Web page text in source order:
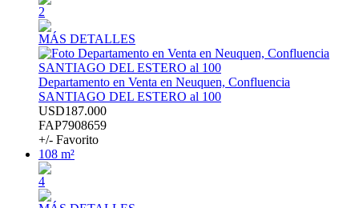
2
MÁS DETALLES
Departamento en Venta en Neuquen, Confluencia
SANTIAGO DEL ESTERO al 100
USD187.000
FAP7908659
+/- Favorito
108 m²
4